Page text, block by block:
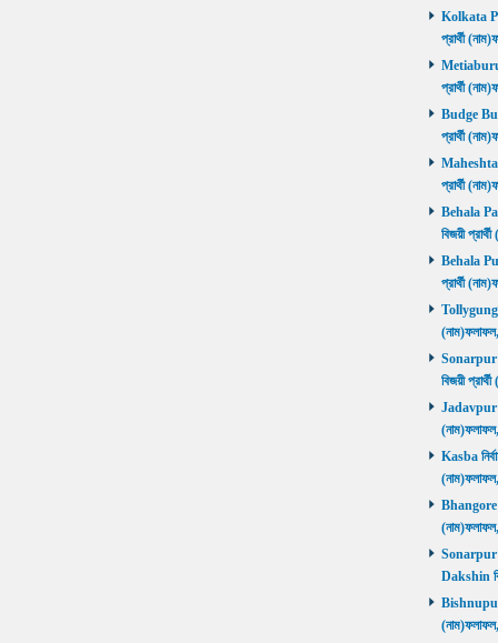
Kolkata
প্রার্থী
Metiaburuz
প্রার্থী
Budge
প্রার্থী
প্রার্থী
Behala
বিজয়ী
Behala
প্রার্থী
Tollygunge
Sonarpur
বিজয়ী
Jadavpur
Kasba
Bhangore
Sonarpur
Dakshin
Bishnupur